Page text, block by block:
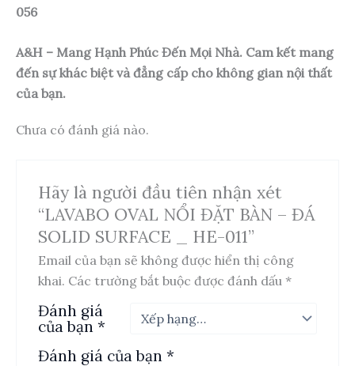
056
A&H – Mang Hạnh Phúc Đến Mọi Nhà. Cam kết mang
đến sự khác biệt và đẳng cấp cho không gian nội thất
của bạn.
Chưa có đánh giá nào.
Hãy là người đầu tiên nhận xét
“LAVABO OVAL NỔI ĐẶT BÀN – ĐÁ
SOLID SURFACE _ HE-011”
Email của bạn sẽ không được hiển thị công
khai. Các trường bắt buộc được đánh dấu *
Đánh giá
của bạn *
Đánh giá của bạn *